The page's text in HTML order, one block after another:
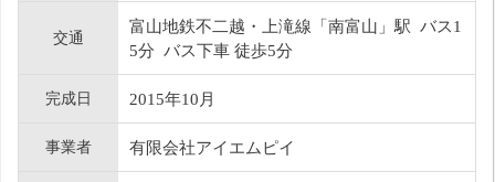
交通
富山地鉄不二越・上滝線「南富山」駅 バス1
5分 バス下車 徒歩5分
完成日 2015年10月
事業者 有限会社アイエムピイ